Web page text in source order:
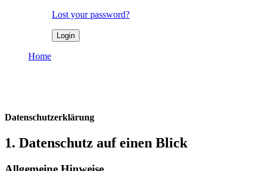
Lost your password?
Home
Datenschutzerklärung
1. Datenschutz auf einen Blick